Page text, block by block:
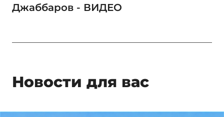
Джаббаров - ВИДЕО
Новости для вас